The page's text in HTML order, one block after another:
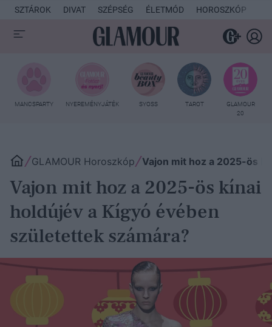
SZTÁROK DIVAT SZÉPSÉG ÉLETMÓD HOROSZKÓP
MANCSPARTY NYEREMÉNYJÁTÉK SYOSS TAROT
GLAMOUR
20
GLAMOUR Horoszkóp Vajon mit hoz a 2025-ös
Vajon mit hoz a 2025-ös kínai
holdújév a Kígyó évében
születettek számára?